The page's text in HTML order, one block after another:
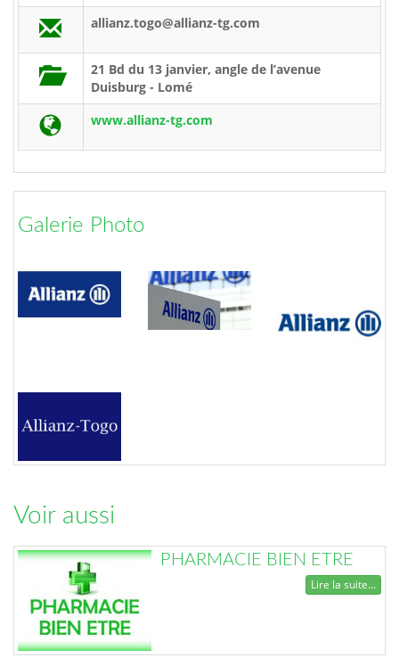
allianz.togo@allianz-tg.com
21 Bd du 13 janvier, angle de l’avenue
Duisburg - Lomé
www.allianz-tg.com
Galerie Photo
Voir aussi
PHARMACIE BIEN ETRE
Lire la suite...